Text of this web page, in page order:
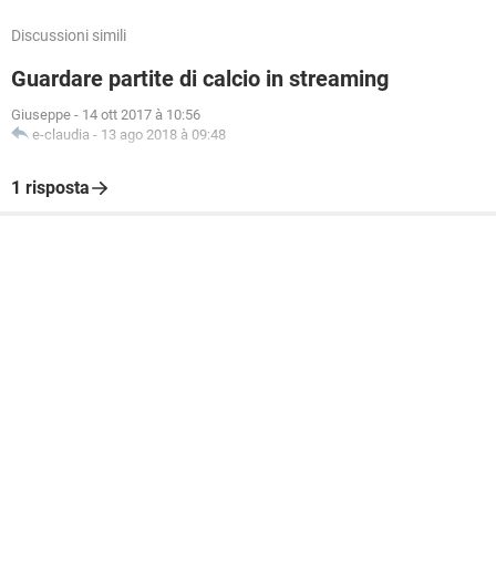
Discussioni simili
Guardare partite di calcio in streaming
Giuseppe - 14 ott 2017 à 10:56
e-claudia - 13 ago 2018 à 09:48
1 risposta